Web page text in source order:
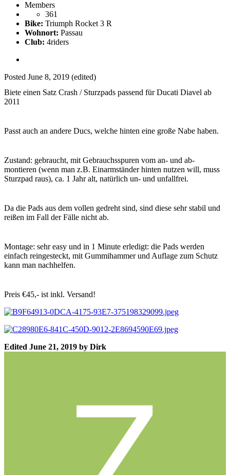
Members
361
Bike: Triumph Rocket 3 R
Wohnort: Passau
Club: 4riders
Posted June 8, 2019 (edited)
Biete einen Satz Crash / Sturzpads passend für Ducati Diavel ab
2011
Passt auch an andere Ducs, welche hinten eine große Nabe haben.
Zustand: gebraucht, mit Gebrauchsspuren vom an- und ab-
montieren (wenn man z.B. Einarmständer hinten nutzen will, muss
Sturzpad raus), ca. 1 Jahr alt, natürlich un- und unfallfrei.
Da die Pads aus dem vollen gedreht sind, sind diese sehr stabil und
reißen im Fall der Fälle nicht ab.
Montage: sehr easy und in 1 Minute erledigt: die Pads werden
einfach reingesteckt, mit Gummihammer und Auflage zum Schutz
kann man nachhelfen.
Preis €45,- ist inkl. Versand!
Edited June 21, 2019 by Dirk